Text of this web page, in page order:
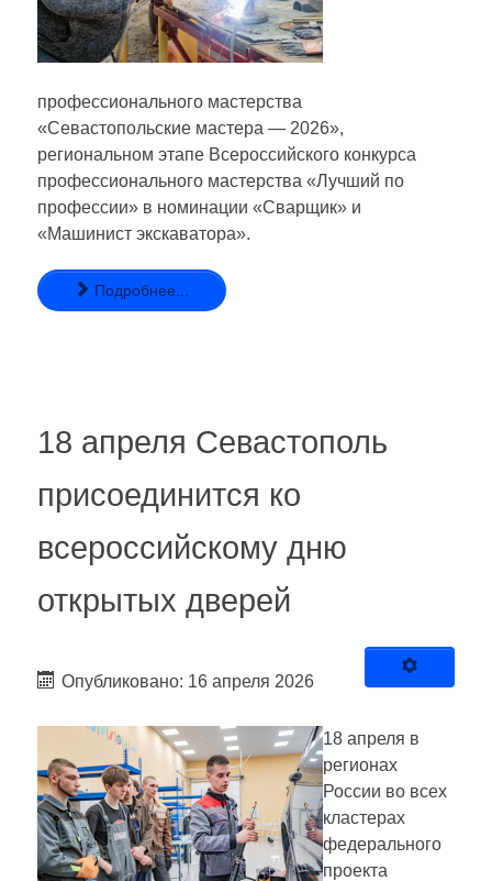
профессионального мастерства
«Севастопольские мастера — 2026»,
региональном этапе Всероссийского конкурса
профессионального мастерства «Лучший по
профессии» в номинации «Сварщик» и
«Машинист экскаватора».
Подробнее...
18 апреля Севастополь
присоединится ко
всероссийскому дню
открытых дверей
Опубликовано: 16 апреля 2026
18 апреля в
регионах
России во всех
кластерах
федерального
проекта